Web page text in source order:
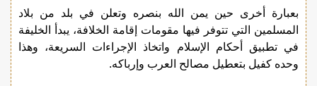
بعبارة أخرى حين يمن الله بنصره وتعلن في بلد من بلاد
المسلمين التي تتوفر فيها مقومات إقامة الخلافة، يبدأ الخليفة
في تطبيق أحكام الإسلام واتخاذ الإجراءات السريعة، وهذا
وحده كفيل بتعطيل مصالح العرب وإرباكه.